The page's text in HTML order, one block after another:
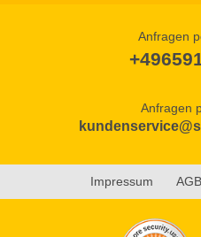
Anfragen
Anfragen
Impressum AGB